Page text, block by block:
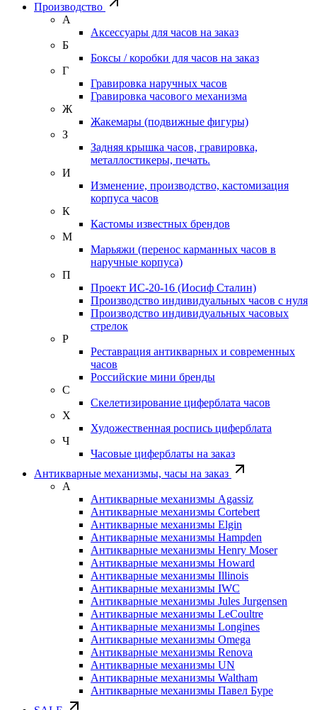
Производство
А
Аксессуары для часов на заказ
Б
Боксы / коробки для часов на заказ
Г
Гравировка наручных часов
Гравировка часового механизма
Ж
Жакемары (подвижные фигуры)
З
Задняя крышка часов, гравировка,
металлостикеры, печать.
И
Изменение, производство, кастомизация
корпуса часов
К
Кастомы известных брендов
М
Марьяжи (перенос карманных часов в
наручные корпуса)
П
Проект ИС-20-16 (Иосиф Сталин)
Производство индивидуальных часов с нуля
Производство индивидуальных часовых
стрелок
Р
Реставрация антикварных и современных
часов
Российские мини бренды
С
Скелетизирование циферблата часов
Х
Художественная роспись циферблата
Ч
Часовые циферблаты на заказ
Антикварные механизмы, часы на заказ
А
Антикварные механизмы Agassiz
Антикварные механизмы Cortebert
Антикварные механизмы Elgin
Антикварные механизмы Hampden
Антикварные механизмы Henry Moser
Антикварные механизмы Howard
Антикварные механизмы Illinois
Антикварные механизмы IWC
Антикварные механизмы Jules Jurgensen
Антикварные механизмы LeCoultre
Антикварные механизмы Longines
Антикварные механизмы Omega
Антикварные механизмы Renova
Антикварные механизмы UN
Антикварные механизмы Waltham
Антикварные механизмы Павел Буре